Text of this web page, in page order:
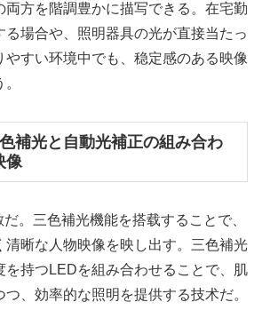
両方を階調豊かに描写できる。在宅勤
る場合や、照明器具の光が直接当たっ
やすい环境中でも、稳定感のある映像
補光と自動光補正の組み合わ
像
。三色補光機能を搭载することで、
清晰な人物映像を映し出す。三色補光
を持つLEDを組み合わせることで、肌
、効率的な照明を提供する技术だ。